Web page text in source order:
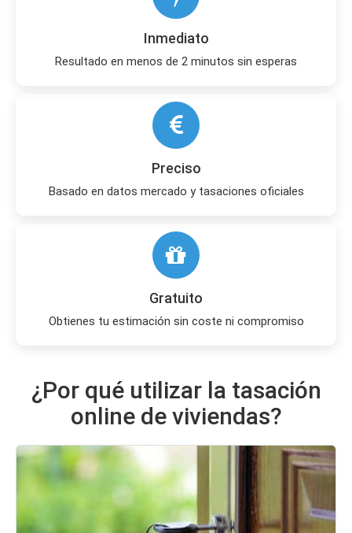
Inmediato
Resultado en menos de 2 minutos sin esperas
Preciso
Basado en datos mercado y tasaciones oficiales
Gratuito
Obtienes tu estimación sin coste ni compromiso
¿Por qué utilizar la tasación
online de viviendas?